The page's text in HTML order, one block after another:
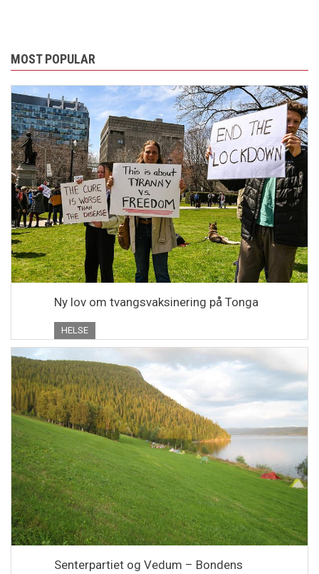
MOST POPULAR
Ny lov om tvangsvaksinering på Tonga
HELSE
Senterpartiet og Vedum – Bondens